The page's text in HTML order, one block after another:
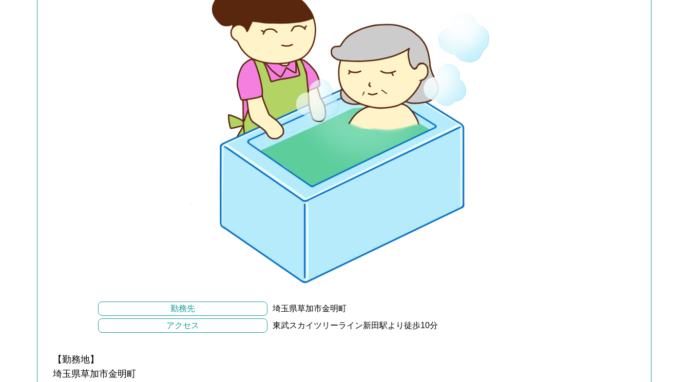
勤務先
埼玉県草加市金明町
アクセス
東武スカイツリーライン新田駅より徒歩10分
【勤務地】
埼玉県草加市金明町